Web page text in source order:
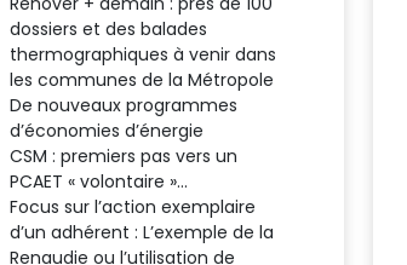
dossiers et des balades
thermographiques à venir dans
les communes de la Métropole
De nouveaux programmes
d’économies d’énergie
CSM : premiers pas vers un
PCAET « volontaire »…
Focus sur l’action exemplaire
d’un adhérent : L’exemple de la
Renaudie ou l’utilisation de